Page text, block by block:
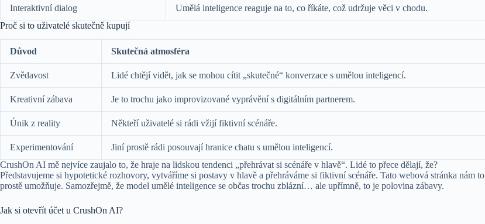
Interaktivní dialog
Umělá inteligence reaguje na to, co říkáte, což udržuje věci v chodu.
Proč si to uživatelé skutečně kupují
Důvod Skutečná atmosféra
Zvědavost Lidé chtějí vidět, jak se mohou cítit „skutečné“ konverzace s umělou inteligencí.
Kreativní zábava Je to trochu jako improvizované vyprávění s digitálním partnerem.
Únik z reality Někteří uživatelé si rádi vžijí fiktivní scénáře.
Experimentování
Jiní prostě rádi posouvají hranice chatu s umělou inteligencí.
CrushOn AI mě nejvíce zaujalo to, že hraje na lidskou tendenci „přehrávat si scénáře v hlavě“. Lidé to přece dělají, že?
Představujeme si hypotetické rozhovory, vytváříme si postavy v hlavě a přehráváme si fiktivní scénáře. Tato webová stránka nám to
prostě umožňuje. Samozřejmě, že model umělé inteligence se občas trochu zblázní… ale upřímně, to je polovina zábavy.
Jak si otevřít účet u CrushOn AI?